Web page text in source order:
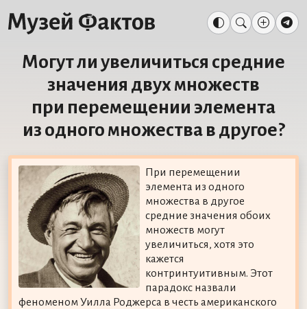
Могут ли увеличиться средние
значения двух множеств
при перемещении элемента
из одного множества в другое?
При перемещении
элемента из одного
множества в другое
средние значения обоих
множеств могут
увеличиться, хотя это
кажется
контринтуитивным. Этот
парадокс назвали
феноменом Уилла Роджерса в честь американского